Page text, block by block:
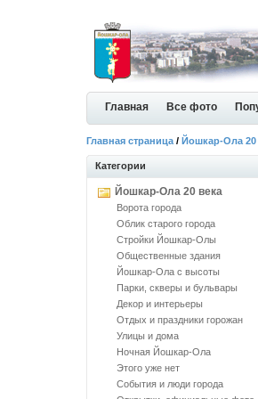
Главная Все фото
Главная страница / Йошкар-Ола 20
Категории
Йошкар-Ола 20 века
Ворота города
Облик старого города
Стройки Йошкар-Олы
Общественные здания
Йошкар-Ола с высоты
Парки, скверы и бульвары
Декор и интерьеры
Отдых и праздники горожан
Улицы и дома
Ночная Йошкар-Ола
Этого уже нет
События и люди города